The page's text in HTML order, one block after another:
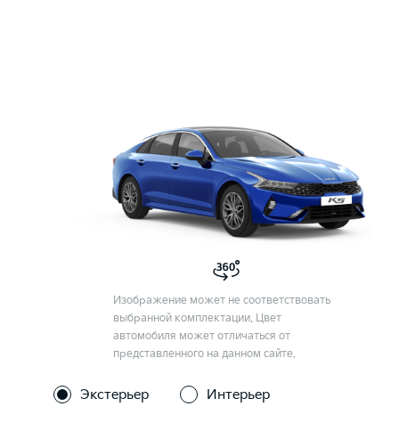
Изображение может не соответствовать
выбранной комплектации. Цвет
автомобиля может отличаться от
представленного на данном сайте.
Экстерьер Интерьер